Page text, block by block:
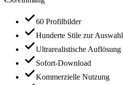
60 Profilbilder
Hunderte Stile zur Auswahl
Ultrarealistische Auflösung
Sofort-Download
Kommerzielle Nutzung